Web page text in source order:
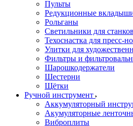
Пульты
Редукционные
Рольганы
Светильники для станков
Техоснастка для пресс-
Улитки для
Фильтры и
Шарошкодержатели
Шестерни
Щётки
Ручной инструмент
Аккумуляторный
Акумуляторные
Виброплиты